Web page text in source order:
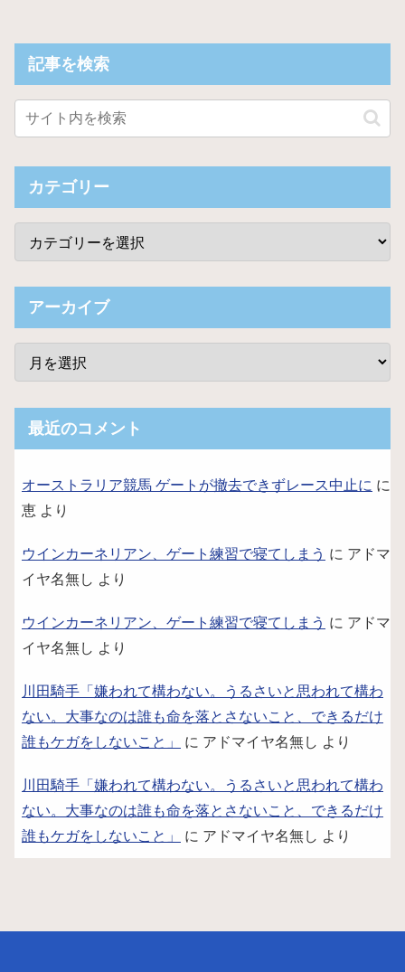
記事を検索
カテゴリー
アーカイブ
最近のコメント
オーストラリア競馬 ゲートが撤去できずレース中止に に
恵 より
ウインカーネリアン、ゲート練習で寝てしまう に アドマ
イヤ名無し より
ウインカーネリアン、ゲート練習で寝てしまう に アドマ
イヤ名無し より
川田騎手「嫌われて構わない。うるさいと思われて構わ
ない。大事なのは誰も命を落とさないこと、できるだけ
誰もケガをしないこと」
に アドマイヤ名無し より
川田騎手「嫌われて構わない。うるさいと思われて構わ
ない。大事なのは誰も命を落とさないこと、できるだけ
誰もケガをしないこと」
に アドマイヤ名無し より